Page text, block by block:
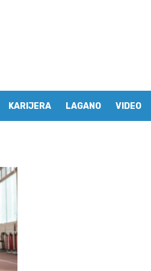
KARIJERA LAGANO VIDEO